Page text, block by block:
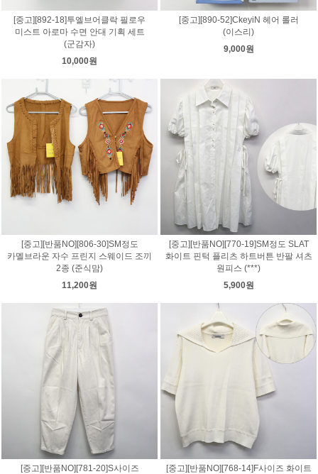
[중고][892-18]투엘브어클락 필로우
미스트 아로마 수면 안대 기획 세트
(군감자)
10,000원
[중고][890-52]CkeyiN 헤어 롤러
(이스리)
9,000원
[중고][반품NO][806-30]SM정도
카멜브라운 자수 프린지 스웨이드 조끼
2종 (준식맘)
11,200원
[중고][반품NO][770-19]SM정도 SLAT
화이트 핀턱 플리츠 하트버튼 반팔 셔츠
원피스 (***)
5,900원
[중고][반품NO][781-20]S사이즈
[중고][반품NO][768-14]F사이즈 화이트